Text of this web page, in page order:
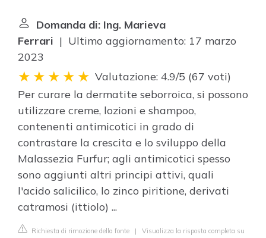
Domanda di: Ing. Marieva
Ferrari | Ultimo aggiornamento: 17 marzo
2023
Valutazione: 4.9/5 (67 voti)
Per curare la dermatite seborroica, si possono
utilizzare creme, lozioni e shampoo,
contenenti antimicotici in grado di
contrastare la crescita e lo sviluppo della
Malassezia Furfur; agli antimicotici spesso
sono aggiunti altri principi attivi, quali
l'acido salicilico, lo zinco piritione, derivati
catramosi (ittiolo) ...
Richiesta di rimozione della fonte | Visualizza la risposta completa su